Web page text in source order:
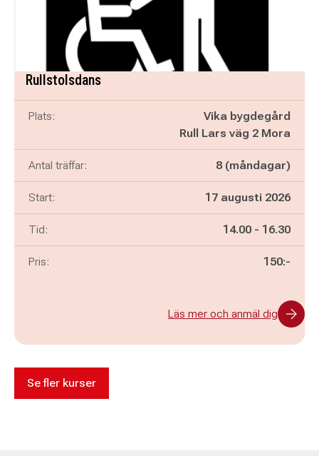
Rullstolsdans
Plats:
Vika bygdegård
Rull Lars väg 2 Mora
Antal träffar: 8 (måndagar)
Start: 17 augusti 2026
Tid: Pågår mellan
14.00 - och
16.30
Pris: 150:-
Läs mer och anmäl dig
Se fler kurser